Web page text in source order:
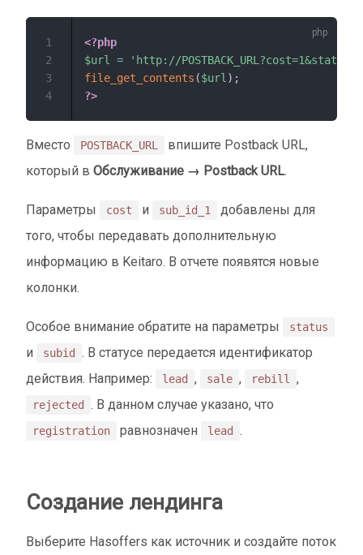
<?php
$url =
'http://
file_get_contents ($url) ;
?>
1
2
3
4
Вместо POSTBACK_URL
впишите Postback URL,
который в Обслуживание → Postback URL.
Параметры cost и sub_id_1
добавлены для
того, чтобы передавать дополнительную
информацию в Keitaro. В отчете появятся новые
колонки.
Особое внимание обратите на параметры status
и subid
. В статусе передается идентификатор
действия. Например:
lead , sale , rebill ,
rejected . В данном случае указано, что
registration равнозначен lead .
Создание лендинга
Выберите Hasoffers как источник и создайте поток